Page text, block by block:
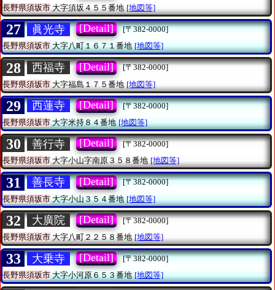
長野県須坂市 大字須坂４５５番地 [地図等]
27 眞光寺 [Detail]
[〒382-0000]
長野県須坂市大字八町１６７１番地 [地図等]
28 西福寺 [Detail]
[〒382-0000]
長野県須坂市 大字福島１７５番地 [地図等]
29 西蓮寺 [Detail]
[〒382-0000]
長野県須坂市大字米持８４番地 [地図等]
30 善行寺 [Detail]
[〒382-0000]
長野県須坂市大字小山字南原３５８番地 [地図等]
31 善長寺 [Detail]
[〒382-0000]
長野県須坂市大字小山３５４番地 [地図等]
32 大廣院 [Detail]
[〒382-0000]
長野県須坂市 大字八町２２５８番地 [地図等]
33 大乗寺 [Detail]
[〒382-0000]
長野県須坂市大字小河原６５３番地 [地図等]